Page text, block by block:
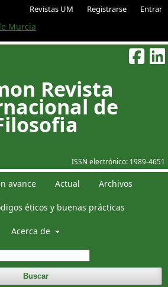
Revistas UM Registrarse Entrar
ISSN electrónico: 1989-4651
Revista
de
avance Actual Archivos
éticos y buenas prácticas
Acerca de
Buscar